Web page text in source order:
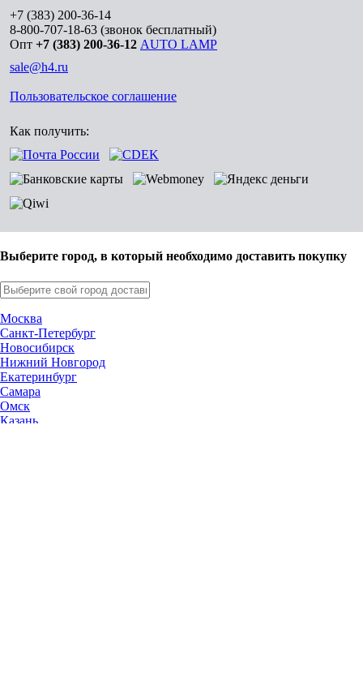
+7 (383) 200-36-14
8-800-707-18-63 (звонок бесплатный)
Опт +7 (383) 200-36-12 AUTO LAMP
sale@h4.ru
Пользовательское соглашение
Как получить:
Выберите город, в который необходимо доставить покупку
Москва
Санкт-Петербург
Новосибирск
Нижний Новгород
Екатеринбург
Самара
Омск
Казань